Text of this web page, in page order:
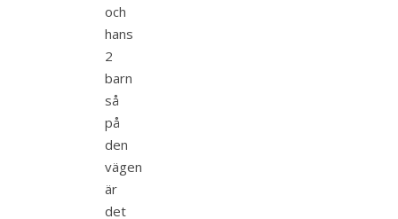
och
hans
2
barn
så
på
den
vägen
är
det